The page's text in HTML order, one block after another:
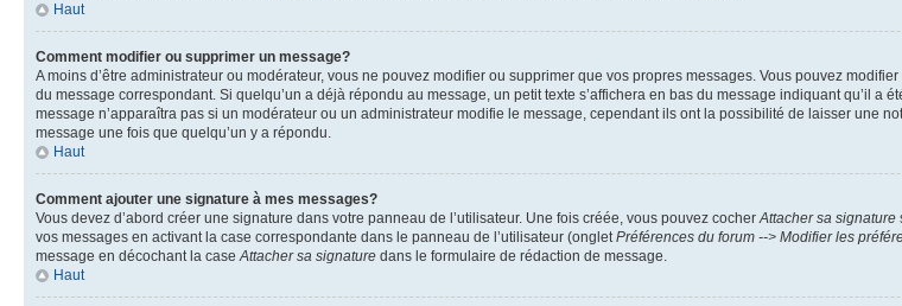
Haut
Comment modifier ou supprimer un message?
A moins d’être administrateur ou modérateur, vous ne pouvez modifier ou supprimer que vos propres messages. Vous pouvez
du message correspondant. Si quelqu’un a déjà répondu au message, un petit texte s’affichera en bas du message indiquant qu’il a
message n’apparaîtra pas si un modérateur ou un administrateur modifie le message, cependant ils ont la possibilité de laisser une
message une fois que quelqu’un y a répondu.
Haut
Comment ajouter une signature à mes messages?
Vous devez d’abord créer une signature dans votre panneau de l’utilisateur. Une fois créée, vous pouvez cocherAttacher sa signature
vos messages en activant la case correspondante dans le panneau de l’utilisateur (ongletPréférences du forum --> Modifier les
message en décochant la caseAttacher sa signature dans le formulaire de rédaction de message.
Haut